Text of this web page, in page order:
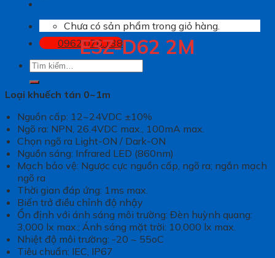
Chưa có sản phẩm trong giỏ hàng.
0962.076.138
Tìm
E3Z-D62 2M
Loại khuếch tán 0~1m
Nguồn cấp: 12~24VDC ±10%
Ngõ ra: NPN, 26.4VDC max., 100mA max.
Chọn ngõ ra Light-ON / Dark-ON
Nguồn sáng: Infrared LED (860nm)
Mạch bảo vệ: Ngược cực nguồn cấp, ngõ ra; ngắn mạch
ngõ ra
Thời gian đáp ứng: 1ms max.
Biến trở điều chỉnh độ nhậy
Ổn định với ánh sáng môi trường: Đèn huỳnh quang:
3,000 lx max.; Ánh sáng mặt trời: 10,000 lx max.
Nhiệt độ môi trường: -20 ~ 55oC
Tiêu chuẩn: IEC, IP67